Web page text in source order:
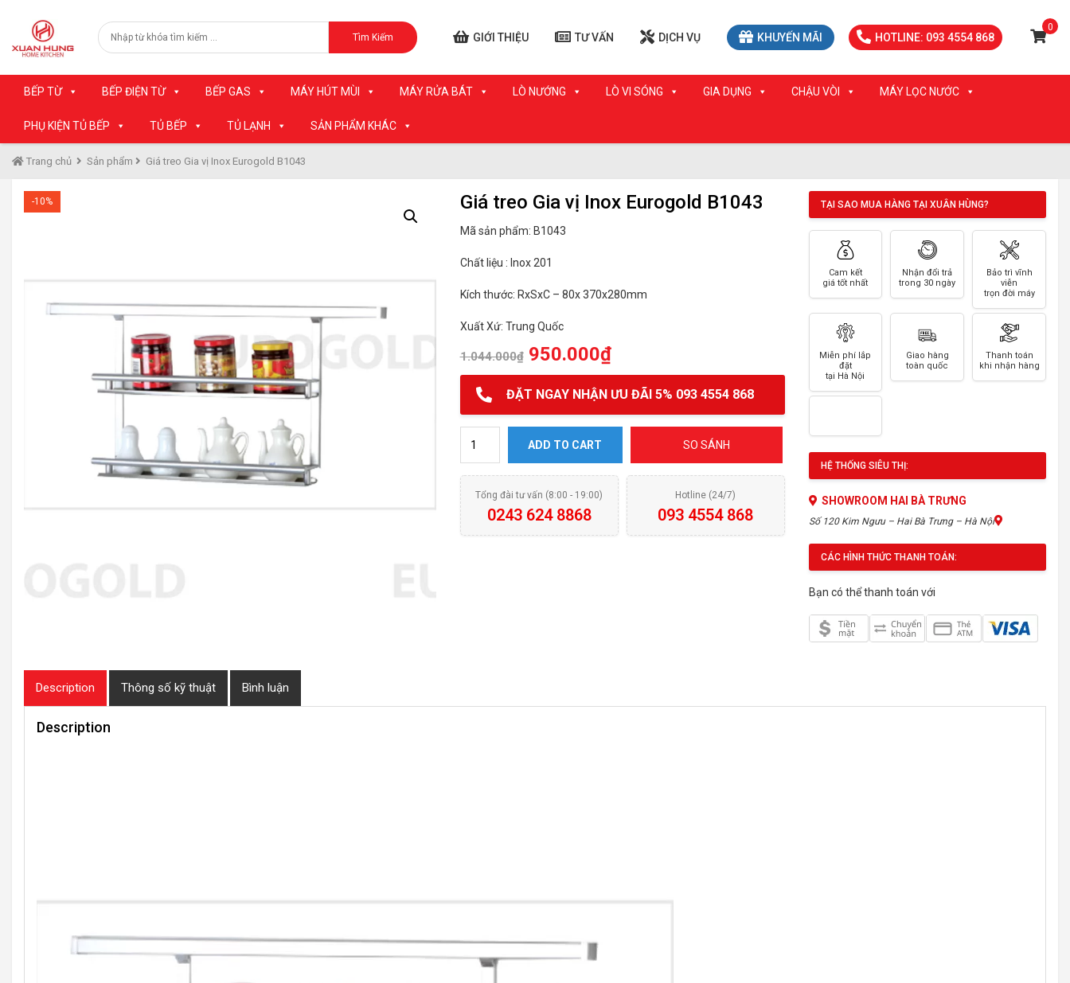
Tìm Kiếm GIỚI THIỆU TƯ VẤN DỊCH VỤ KHUYẾN MÃI HOTLINE: 093 4554 868
0
BẾP TỪ BẾP ĐIỆN TỪ BẾP GAS MÁY HÚT MÙI MÁY RỬA BÁT LÒ NƯỚNG LÒ VI SÓNG GIA DỤNG CHẬU VÒI MÁY LỌC NƯỚC
PHỤ KIỆN TỦ BẾP TỦ BẾP TỦ LẠNH SẢN PHẨM KHÁC
Trang chủ Sản phẩm Giá treo Gia vị Inox Eurogold B1043
-10% Giá treo Gia vị Inox Eurogold B1043
Mã sản phẩm: B1043
Chất liệu : Inox 201
Kích thước: RxSxC – 80x 370x280mm
Xuất Xứ: Trung Quốc
1.044.000₫ 950.000₫
ĐẶT NGAY NHẬN ƯU ĐÃI 5% 093 4554 868
ADD TO CART SO SÁNH
Tổng đài tư vấn (8:00 - 19:00)
0243 624 8868
Hotline (24/7)
093 4554 868
TẠI SAO MUA HÀNG TẠI XUÂN HÙNG?
Cam kết
giá tốt nhất
Nhận đổi trả
trong 30 ngày
Bảo trì vĩnh
viễn
trọn đời máy
Miễn phí lắp
đặt
tại Hà Nội
Giao hàng
toàn quốc
Thanh toán
khi nhận hàng
HỆ THỐNG SIÊU THỊ:
SHOWROOM HAI BÀ TRƯNG
Số 120 Kim Ngưu – Hai Bà Trưng – Hà Nội
CÁC HÌNH THỨC THANH TOÁN:
Bạn có thể thanh toán với
Description Thông số kỹ thuật Bình luận
Description